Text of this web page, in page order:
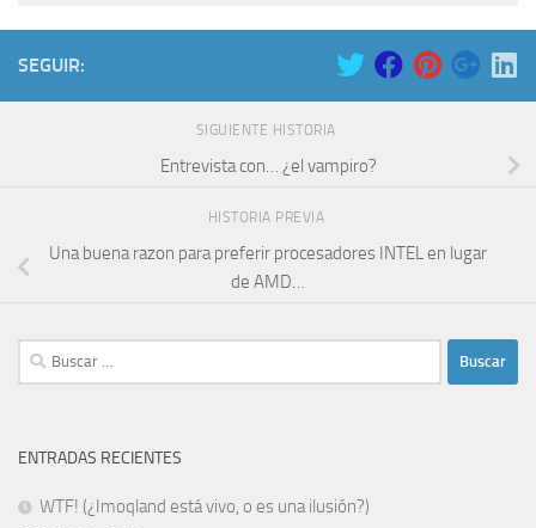
SEGUIR:
SIGUIENTE HISTORIA
Entrevista con… ¿el vampiro?
HISTORIA PREVIA
Una buena razon para preferir procesadores INTEL en lugar
de AMD…
Buscar:
ENTRADAS RECIENTES
WTF! (¿Imoqland está vivo, o es una ilusión?)